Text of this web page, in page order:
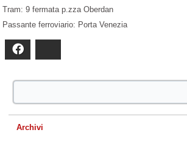
Tram: 9 fermata p.zza Oberdan
Passante ferroviario: Porta Venezia
Archivi